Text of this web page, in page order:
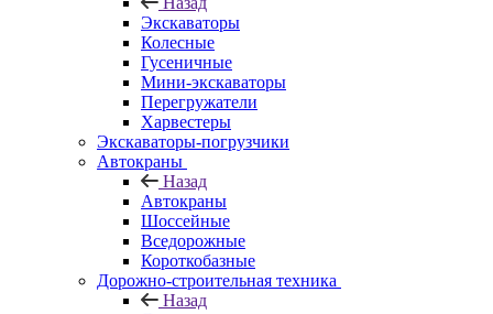
Экскаваторы
Колесные
Гусеничные
Мини-экскаваторы
Перегружатели
Харвестеры
Экскаваторы-погрузчики
Автокраны
Назад
Автокраны
Шоссейные
Вседорожные
Короткобазные
Дорожно-строительная техника
Назад